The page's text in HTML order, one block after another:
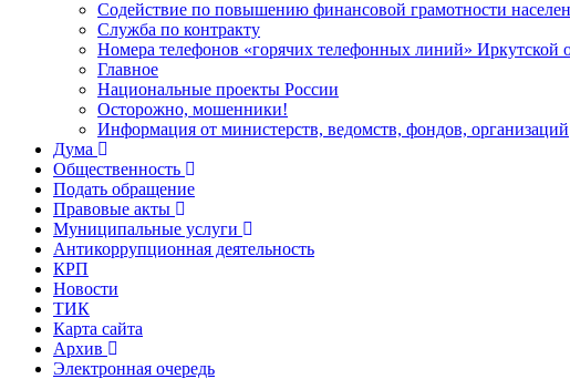
Содействие по повышению финансовой грамотности
Служба по контракту
Номера телефонов «горячих телефонных линий» Иркутской
Главное
Национальные проекты России
Осторожно, мошенники!
Информация от министерств, ведомств, фондов, организаций
Дума
Общественность
Подать обращение
Правовые акты
Муниципальные услуги
Антикоррупционная деятельность
КРП
Новости
ТИК
Карта сайта
Архив
Электронная очередь